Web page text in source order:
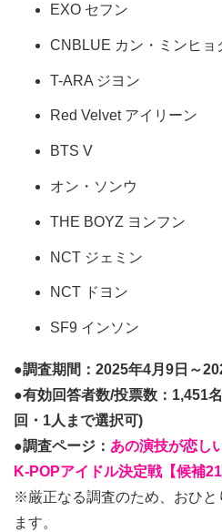
EXO セフン
CNBLUE カン・ミンヒョ
T-ARA ジヨン
Red Velvet アイリーン
BTS V
オン・ソンウ
THE BOYZ ヨンフン
NCT ジェミン
NCT ドヨン
SF9 インソン
●調査期間：2025年4月9日～
●有効回答者数/投票数：1,451
回・1人まで選択可)
●調査ページ： あの演技が恋し
K-POPアイドル決定戦【候補21
※厳正なる調査のため、おひと
ます。